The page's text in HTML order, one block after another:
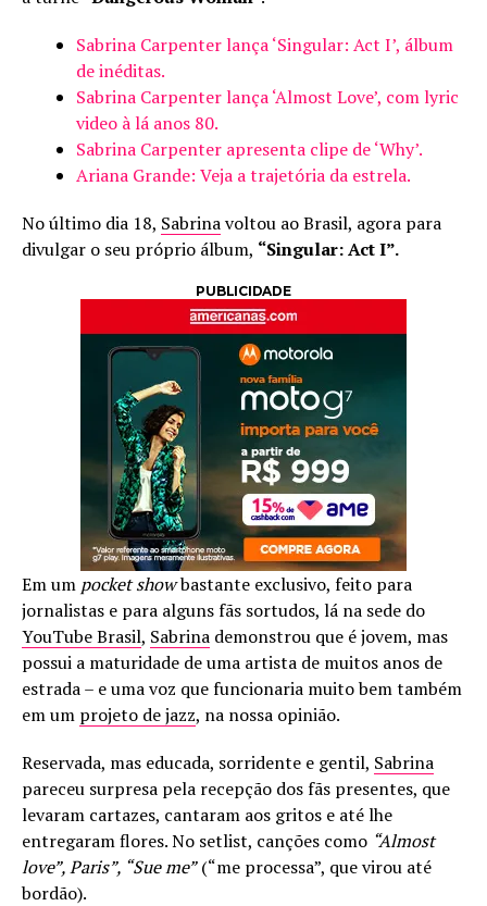
Sabrina Carpenter lança ‘Singular: Act I’, álbum
de inéditas.
Sabrina Carpenter lança ‘Almost Love’, com lyric
video à lá anos 80.
Sabrina Carpenter apresenta clipe de ‘Why’.
Ariana Grande: Veja a trajetória da estrela.
No último dia 18, Sabrinavoltou ao Brasil, agora para
divulgar o seu próprio álbum, “Singular: Act I”.
PUBLICIDADE
Em um pocket showbastante exclusivo, feito para
jornalistas e para alguns fãs sortudos, lá na sede do
YouTube Brasil, Sabrina demonstrou que é jovem, mas
possui a maturidade de uma artista de muitos anos de
estrada – e uma voz que funcionaria muito bem também
em um projeto de jazz, na nossa opinião.
Reservada, mas educada, sorridente e gentil, Sabrina
pareceu surpresa pela recepção dos fãs presentes, que
levaram cartazes, cantaram aos gritos e até lhe
entregaram flores. No setlist, canções como “Almost
love”, Paris”, “Sue me”(“me processa”, que virou até
bordão).